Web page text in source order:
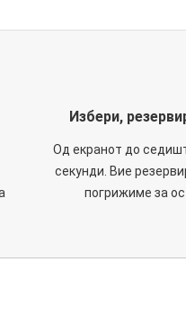
Избери,
Од екранот до
секунди. Вие
погрижиме за